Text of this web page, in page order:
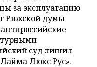
за эксплуатацию
Рижской думы
антироссийские
суд лишил
Люкс Рус».